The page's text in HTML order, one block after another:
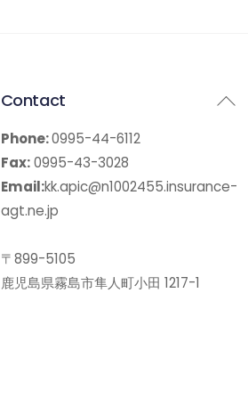
Back
Contact
Phone:0995-44-6112
Fax:0995-43-3028
Email:kk.apic@n1002455.insurance-
agt.ne.jp
〒899-5105
鹿児島県霧島市隼人町小田 1217-1